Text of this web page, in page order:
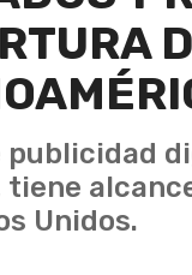
publicidad
tiene
Unidos.